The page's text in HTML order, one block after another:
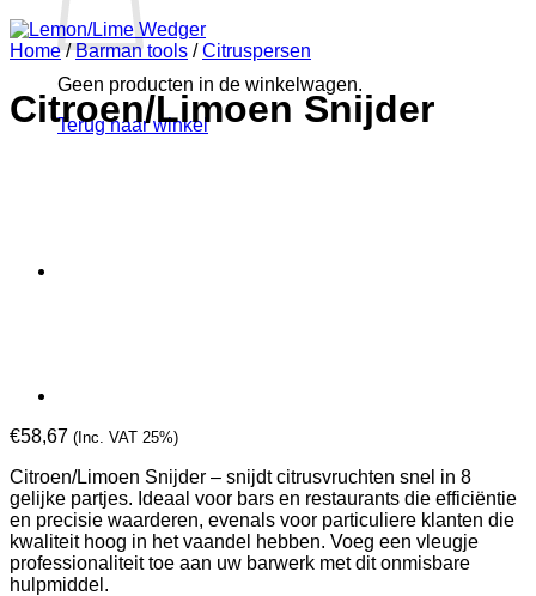
Geen producten in de winkelwagen.
Terug naar winkel
Home / Barman tools / Citruspersen
Citroen/Limoen Snijder
€58,67 (Inc. VAT 25%)
Citroen/Limoen Snijder – snijdt citrusvruchten snel in 8
gelijke partjes. Ideaal voor bars en restaurants die efficiëntie
en precisie waarderen, evenals voor particuliere klanten die
kwaliteit hoog in het vaandel hebben. Voeg een vleugje
professionaliteit toe aan uw barwerk met dit onmisbare
hulpmiddel.